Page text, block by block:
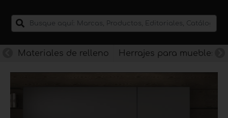
Materiales de relleno Herrajes para muebles